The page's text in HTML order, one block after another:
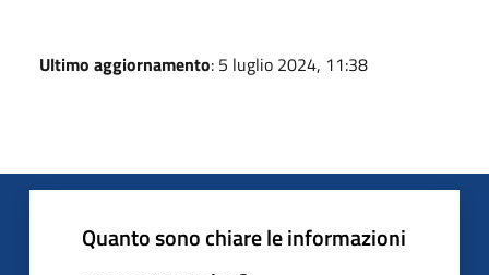
Ultimo aggiornamento: 5 luglio 2024, 11:38
Quanto sono chiare le informazioni